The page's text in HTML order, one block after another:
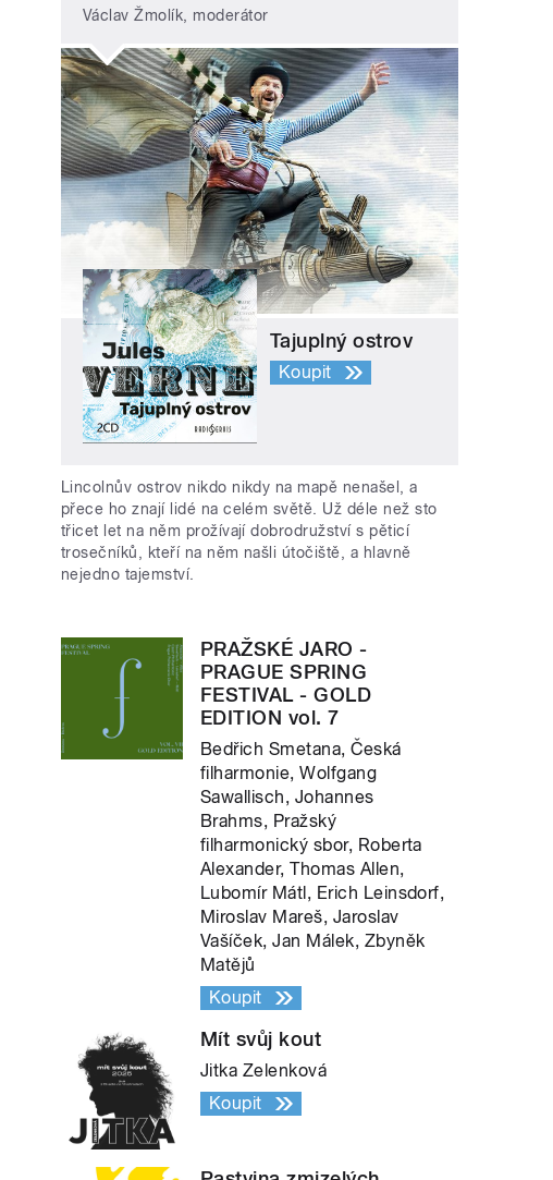
Václav Žmolík, moderátor
Tajuplný ostrov
Koupit
Lincolnův ostrov nikdo nikdy na mapě nenašel, a
přece ho znají lidé na celém světě. Už déle než sto
třicet let na něm prožívají dobrodružství s pěticí
trosečníků, kteří na něm našli útočiště, a hlavně
nejedno tajemství.
PRAŽSKÉ JARO -
PRAGUE SPRING
FESTIVAL - GOLD
EDITION vol. 7
Bedřich Smetana, Česká
filharmonie, Wolfgang
Sawallisch, Johannes
Brahms, Pražský
filharmonický sbor, Roberta
Alexander, Thomas Allen,
Lubomír Mátl, Erich Leinsdorf,
Miroslav Mareš, Jaroslav
Vašíček, Jan Málek, Zbyněk
Matějů
Koupit
Mít svůj kout
Jitka Zelenková
Koupit